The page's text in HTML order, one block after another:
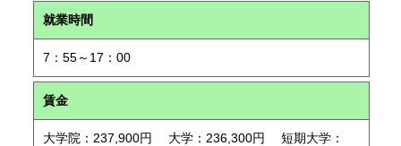
就業時間
7：55～17：00
賃金
大学院：237,900円 大学：236,300円 短期大学：